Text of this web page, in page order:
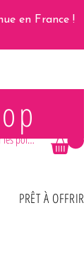
Voir les points
en France !
Se connecter
PRÊT À OFFRIR